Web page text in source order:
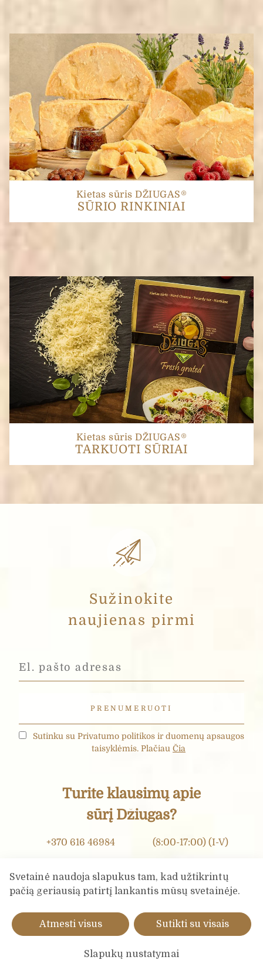
Kietas sūris DŽIUGAS®
SŪRIO RINKINIAI
Kietas sūris DŽIUGAS®
TARKUOTI SŪRIAI
Sužinokite
naujienas pirmi
Sutinku su Privatumo politikos ir duomenų apsaugos
taisyklėmis. Plačiau Čia
Turite klausimų apie
sūrį Džiugas?
+370 616 46984 (8:00-17:00) (I-V)
© 2026. Visos teisės saugomos. |
Svetainė naudoja slapukus tam, kad užtikrintų
pačią geriausią patirtį lankantis mūsų svetainėje.
Slapukų nustatymai
Atmesti visus Sutikti su visais